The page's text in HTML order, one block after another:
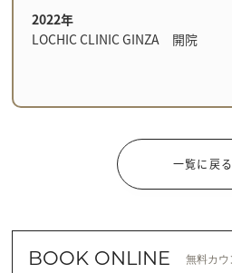
2022年
LOCHIC CLINIC GINZA 開院
一覧に戻る
BOOK ONLINE 無料カウ